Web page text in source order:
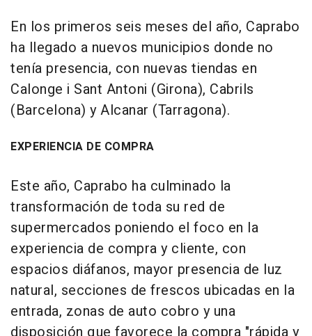
En los primeros seis meses del año, Caprabo
ha llegado a nuevos municipios donde no
tenía presencia, con nuevas tiendas en
Calonge i Sant Antoni (Girona), Cabrils
(Barcelona) y Alcanar (Tarragona).
EXPERIENCIA DE COMPRA
Este año, Caprabo ha culminado la
transformación de toda su red de
supermercados poniendo el foco en la
experiencia de compra y cliente, con
espacios diáfanos, mayor presencia de luz
natural, secciones de frescos ubicadas en la
entrada, zonas de auto cobro y una